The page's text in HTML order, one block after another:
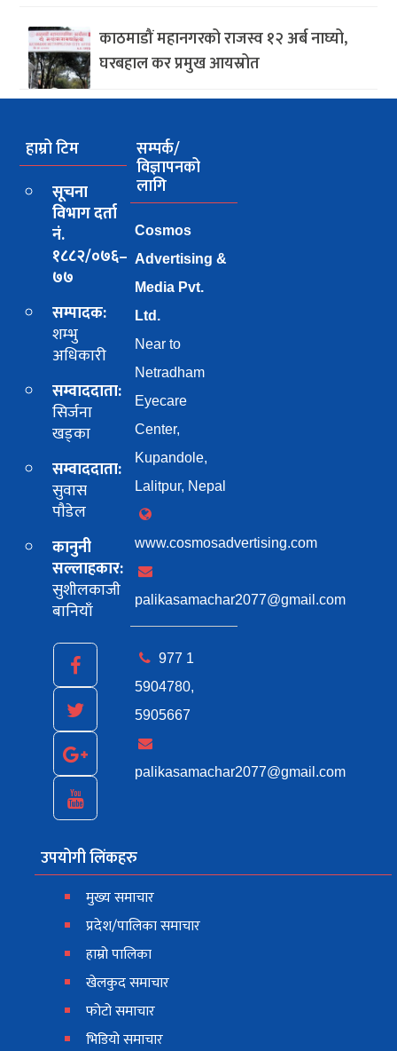
काठमाडौं महानगरको राजस्व १२ अर्ब नाघ्यो,
घरबहाल कर प्रमुख आयस्रोत
हाम्रो टिम
सूचना
विभाग दर्ता
नं.
१८८२/०७६–
७७
सम्पादक:
शम्भु
अधिकारी
सम्वाददाता:
सिर्जना
खड्का
सम्वाददाता:
सुवास
पाैडेल
कानुनी
सल्लाहकार:
सुशीलकाजी
बानियाँ
सम्पर्क/
विज्ञापनको
लागि
Cosmos
Advertising &
Media Pvt.
Ltd.
Near to
Netradham
Eyecare
Center,
Kupandole,
Lalitpur, Nepal
www.cosmosadvertising.com
palikasamachar2077@gmail.com
977 1
5904780,
5905667
palikasamachar2077@gmail.com
उपयोगी लिंकहरु
मुख्य समाचार
प्रदेश/पालिका समाचार
हाम्रो पालिका
खेलकुद समाचार
फोटो समाचार
भिडियो समाचार